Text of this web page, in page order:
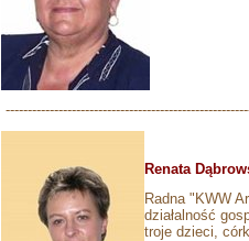
Renata
Radna "KWW
działalność
troje dzieci,